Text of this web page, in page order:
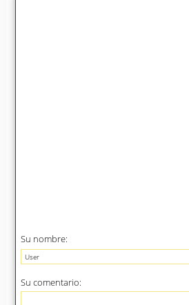
Su nombre:
Su comentario: